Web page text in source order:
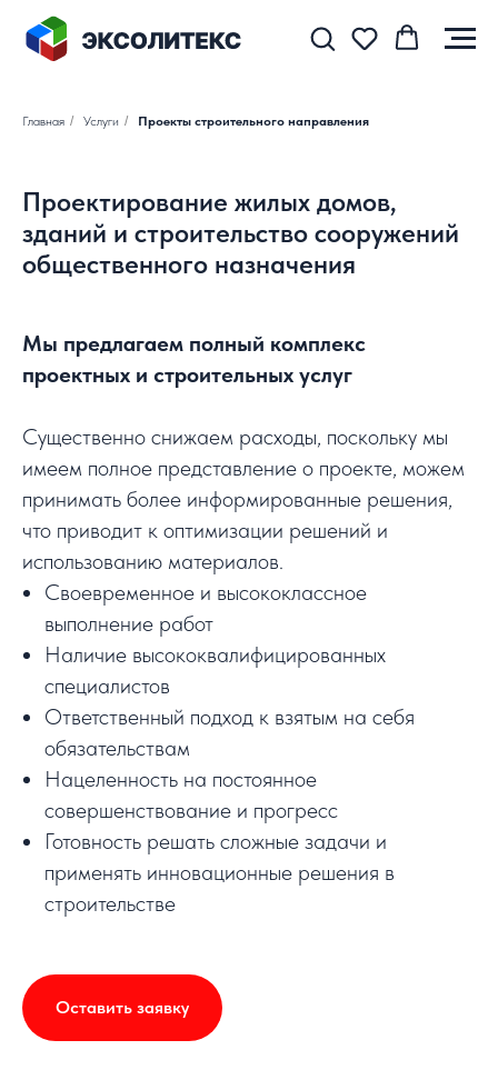
Главная / Услуги / Проекты строительного направления
Проектирование жилых домов,
зданий и строительство сооружений
общественного назначения
Мы предлагаем полный комплекс
проектных и строительных услуг
Существенно снижаем расходы, поскольку мы
имеем полное представление о проекте, можем
принимать более информированные решения,
что приводит к оптимизации решений и
использованию материалов.
Своевременное и высококлассное
выполнение работ
Наличие высококвалифицированных
специалистов
Ответственный подход к взятым на себя
обязательствам
Нацеленность на постоянное
совершенствование и прогресс
Готовность решать сложные задачи и
применять инновационные решения в
строительстве
Оставить заявку